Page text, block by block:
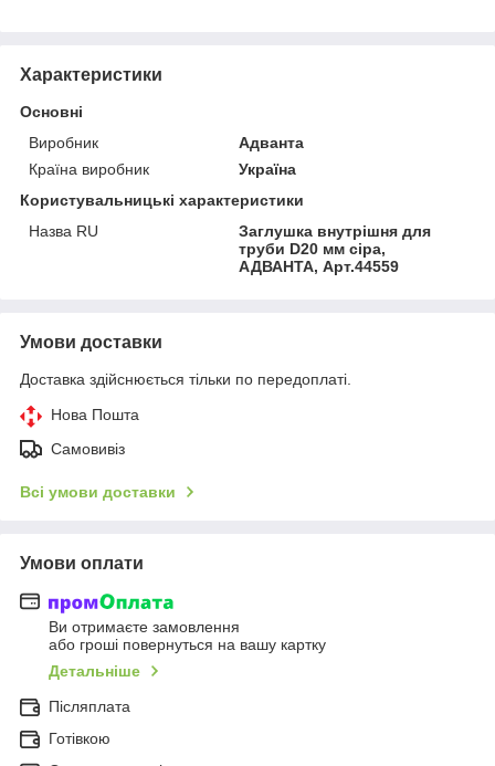
Характеристики
Основні
Виробник
Адванта
Країна виробник
Україна
Користувальницькі характеристики
Назва RU
Заглушка внутрішня для
труби D20 мм сіра,
АДВАНТА, Арт.44559
Умови доставки
Доставка здійснюється тільки по передоплаті.
Нова Пошта
Самовивіз
Всі умови доставки
Умови оплати
Ви отримаєте замовлення
або гроші повернуться на вашу картку
Детальніше
Післяплата
Готівкою